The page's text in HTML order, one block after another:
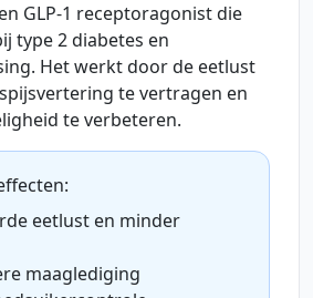
GLP-1 receptoragonist die
type 2 diabetes en
Het werkt door de eetlust
te vertragen en
te verbeteren.
eetlust en minder
maaglediging